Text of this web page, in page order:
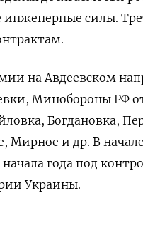
инженерные силы.
на Авдеевском
Минобороны РФ
Богдановка,
Мирное и др. В
года под
Украины.